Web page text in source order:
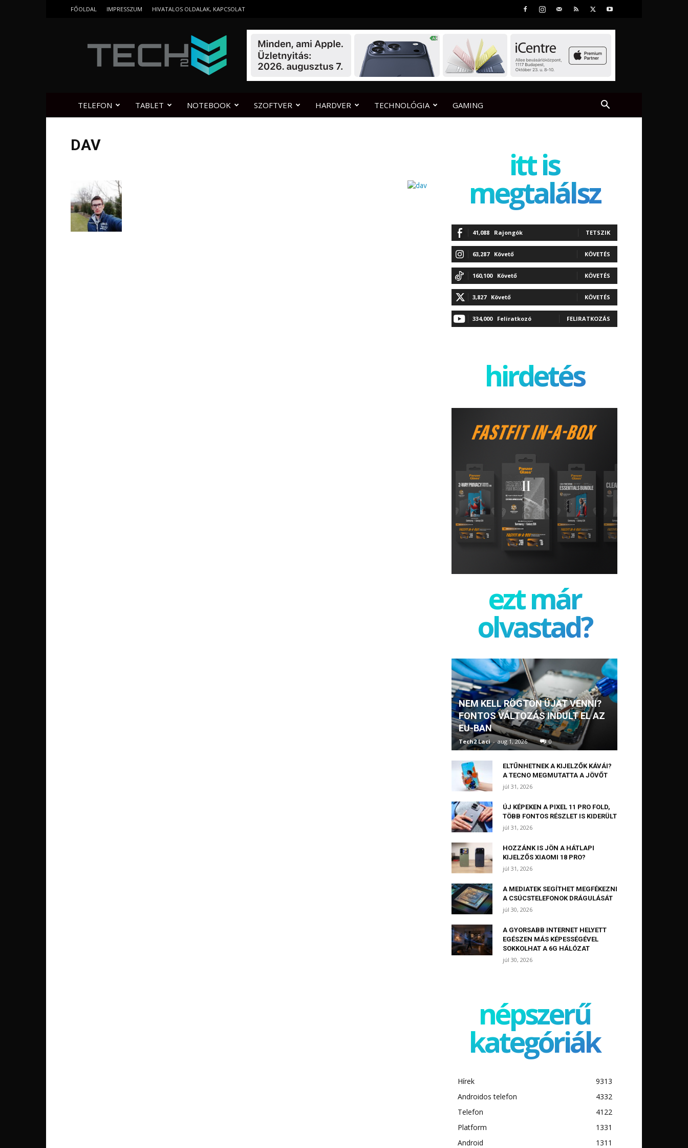
FŐOLDAL IMPRESSZUM HIVATALOS OLDALAK, KAPCSOLAT
TELEFON TABLET NOTEBOOK SZOFTVER HARDVER TECHNOLÓGIA GAMING
DAV
itt is
megtalálsz
41,088 Rajongók TETSZIK
63,287 Követő KÖVETÉS
160,100 Követő KÖVETÉS
3,827 Követő KÖVETÉS
334,000 Feliratkozó FELIRATKOZÁS
hirdetés
ezt már
olvastad?
NEM KELL RÖGTÖN ÚJAT VENNI?
FONTOS VÁLTOZÁS INDULT EL AZ
EU-BAN
Tech2 Laci - aug 1, 2026 0
ELTŰNHETNEK A KIJELZŐK KÁVÁI?
A TECNO MEGMUTATTA A JÖVŐT
júl 31, 2026
ÚJ KÉPEKEN A PIXEL 11 PRO FOLD,
TÖBB FONTOS RÉSZLET IS KIDERÜLT
júl 31, 2026
HOZZÁNK IS JÖN A HÁTLAPI
KIJELZŐS XIAOMI 18 PRO?
júl 31, 2026
A MEDIATEK SEGÍTHET MEGFÉKEZNI
A CSÚCSTELEFONOK DRÁGULÁSÁT
júl 30, 2026
A GYORSABB INTERNET HELYETT
EGÉSZEN MÁS KÉPESSÉGÉVEL
SOKKOLHAT A 6G HÁLÓZAT
júl 30, 2026
népszerű
kategóriák
Hírek
9313
Androidos telefon
4332
Telefon
4122
Platform
1331
Android
1311